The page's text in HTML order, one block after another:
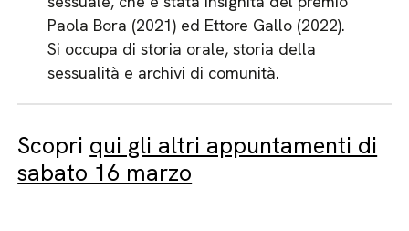
Paola Bora (2021) ed Ettore Gallo (2022).
Si occupa di storia orale, storia della
sessualità e archivi di comunità.
Scopri qui gli altri appuntamenti di
sabato 16 marzo